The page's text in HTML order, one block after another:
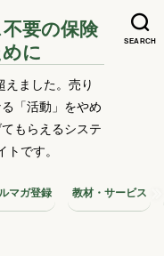
SEARCH
要の保険
に
えました。売り
「活動」をやめ
もらえるシステ
トです。
マガ登録 教材・サービス